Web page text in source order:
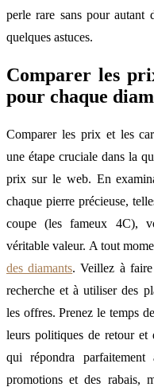
perle rare sans pour autant
quelques astuces.
Comparer les
pour chaque
Comparer les prix et les
une étape cruciale dans la
prix sur le web. En
chaque pierre précieuse,
coupe (les fameux 4C),
véritable valeur. A tout
des diamants. Veillez à
recherche et à utiliser des
les offres. Prenez le temps
leurs politiques de retour
qui répondra
promotions et des rabais,